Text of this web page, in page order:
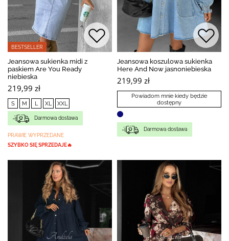
BESTSELLER
Jeansowa sukienka midi z
paskiem Are You Ready
niebieska
219,99 zł
S M L XL XXL
Darmowa dostawa
PRAWIE WYPRZEDANE
SZYBKO SIĘ SPRZEDAJE🔥
Jeansowa koszulowa sukienka
Here And Now jasnoniebieska
219,99 zł
Powiadom mnie kiedy będzie
dostępny
Darmowa dostawa